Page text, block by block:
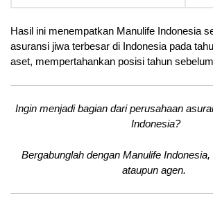
Hasil ini menempatkan Manulife Indonesia
asuransi jiwa terbesar di Indonesia pada
aset, mempertahankan posisi tahun
Ingin menjadi bagian dari perusahaan
Indonesia?
Bergabunglah dengan Manulife
ataupun agen.